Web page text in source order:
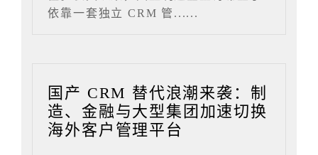
依靠一套独立 CRM 管......
国产 CRM 替代浪潮来袭：制
造、金融与大型集团加速切换
海外客户管理平台